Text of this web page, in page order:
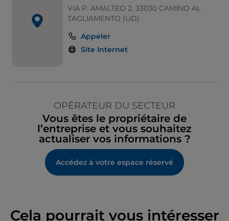
VIA P. AMALTEO 2, 33030 CAMINO AL
TAGLIAMENTO (UD)
Appeler
Site Internet
OPÉRATEUR DU SECTEUR
Vous êtes le propriétaire de
l’entreprise et vous souhaitez
actualiser vos informations ?
Accédez à votre espace réservé
Cela pourrait vous intéresser